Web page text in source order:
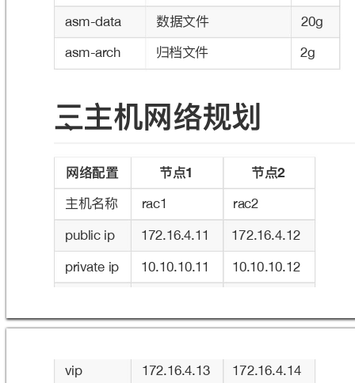
asm-data හഝ෈կ 20g
asm-arch ୭໩෈կ 2g
ᗑᕶᯈᗝ ᜓᅩ1 ᜓᅩ2
Ԇ๢ݷᑍ rac1 rac2
public ip 172.16.4.11 172.16.4.12
private ip 10.10.10.11 10.10.10.12
ӣ̵Ԇ๢ᗑᕶᥢښ
vip 172.16.4.13 172.16.4.14